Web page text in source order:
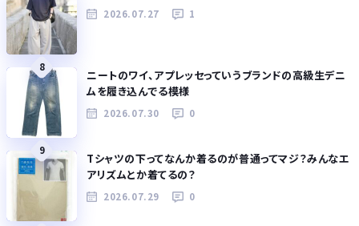
2026.07.27 1
8
ニートのワイ、アプレッセっていうブランドの高級生デニ
ムを履き込んでる模様
2026.07.30 0
9
Tシャツの下ってなんか着るのが普通ってマジ？みんなエ
アリズムとか着てるの？
2026.07.29 0